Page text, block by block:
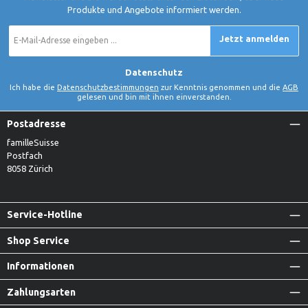
Produkte und Angebote informiert werden.
Mail-
*
Jetzt anmelden
Datenschutz
Ich habe die Datenschutzbestimmungen zur Kenntnis genommen und die AGB
gelesen und bin mit ihnen einverstanden.
Postadresse
familleSuisse
Postfach
8058 Zürich
Service-Hotline
Shop Service
Informationen
Zahlungsarten